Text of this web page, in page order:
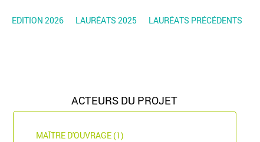
EDITION 2026 LAURÉATS 2025 LAURÉATS PRÉCÉDENTS
ACTEURS DU PROJET
MAÎTRE D'OUVRAGE (1)